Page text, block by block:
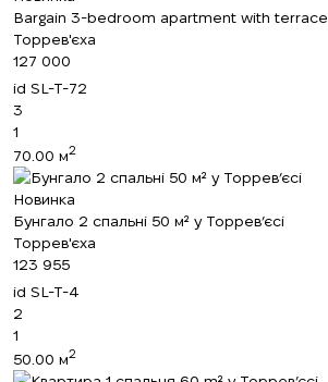
Bargain 3-bedroom apartment with terrace
Торрев'єха
127 000
id SL-T-72
3
1
70.00 м2
Новинка
Бунгало 2 спальні 50 м² у Торрев’єсі
Торрев'єха
123 955
id SL-T-4
2
1
50.00 м2